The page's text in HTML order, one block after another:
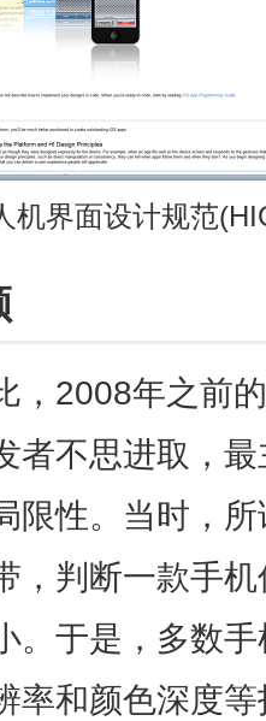
机界面设计规范
，2008年之前
者不思进取，
限性。当时，
，判断一款手
。于是，多数
率和颜色深度